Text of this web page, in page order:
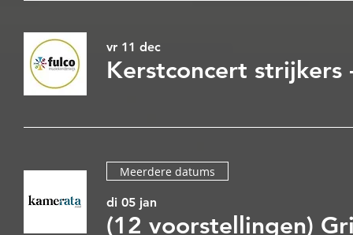
vr 11 dec
Meerdere datums
di 05 jan